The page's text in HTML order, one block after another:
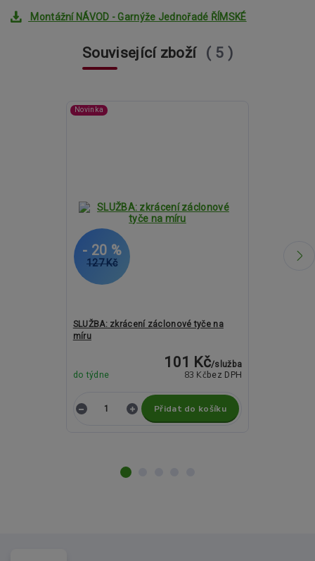
Montážní NÁVOD - Garnýže Jednořadé ŘÍMSKÉ
Související zboží 5
Novinka
127 Kč
- 20 %
SLUŽBA: zkrácení záclonové tyče na
míru
101 Kč/služba
83 Kč bez DPH
do týdne
Přidat do košíku
1 638 Kč
- 12 %